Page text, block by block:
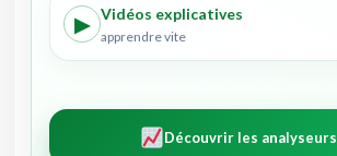
▶ Vidéos explicatives
apprendre vite
Découvrir les analyseurs